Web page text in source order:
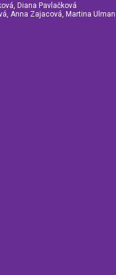
Diana Pavlačková
Anna Zajacová, Martina